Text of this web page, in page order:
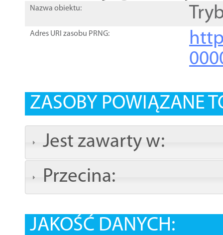
Nazwa obiektu:
Adres URI zasobu PRNG:
ZASOBY POWIĄZANE
Jest zawarty w:
Przecina:
JAKOŚĆ DANYCH: